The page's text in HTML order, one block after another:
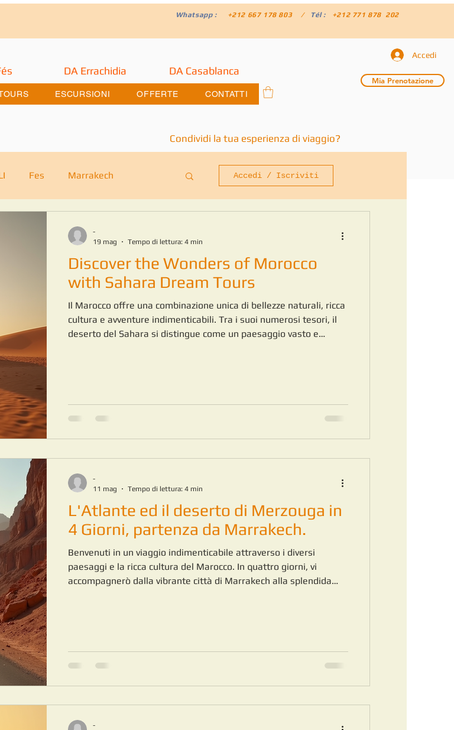
Whatsapp : +212 667 178 803 / Tél : +212 771 878 202
DA Errachidia DA Casablanca
ESCURSIONI OFFERTE CONTATTI
Accedi
Mia Prenotazione
Condividi la tua esperienza di viaggio?
Fes Marrakech
ATLANTE
DESERTO
Accedi / Iscriviti
Discover the Wonders of Morocco
with Sahara Dream Tours
Il Marocco offre una combinazione unica di bellezze naturali, ricca
cultura e avventure indimenticabili. Tra i suoi numerosi tesori, il
deserto del Sahara si distingue come un paesaggio vasto e
inclusi lussuosi campi tendati n
-
19 mag
Tempo di lettura: 4 min
L'Atlante ed il deserto di Merzouga in
4 Giorni, partenza da Marrakech.
Benvenuti in un viaggio indimenticabile attraverso i diversi
paesaggi e la ricca cultura del Marocco. In quattro giorni, vi
accompagnerò dalla vibrante città di Marrakech alla splendida
-
11 mag
Tempo di lettura: 4 min
-